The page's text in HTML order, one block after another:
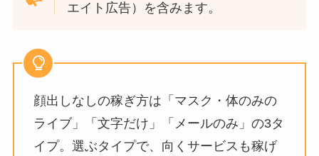
エイト広告）を含みます。
顔出しなしの稼ぎ方は「マスク・体のみの
ライブ」「文字だけ」「メールのみ」の3タ
イプ。選ぶタイプで、向くサービスも稼げ